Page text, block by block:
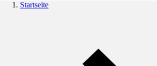
Startseite